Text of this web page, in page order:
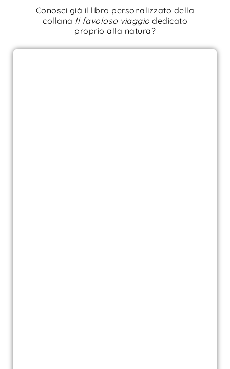
Conosci già il libro personalizzato della
collana Il favoloso viaggio dedicato
proprio alla natura?